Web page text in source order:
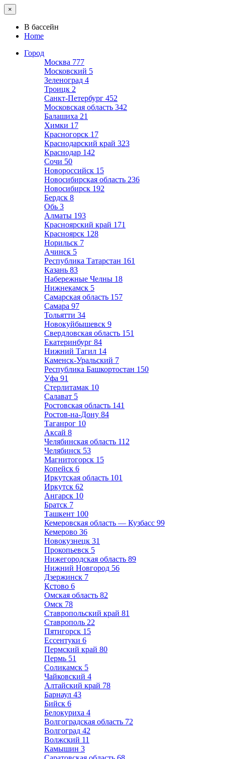
×
В бассейн
Home
Город
Москва 777
Московский 5
Зеленоград 4
Троицк 2
Санкт-Петербург 452
Московская область 342
Балашиха 21
Химки 17
Красногорск 17
Краснодарский край 323
Краснодар 142
Сочи 50
Новороссийск 15
Новосибирская область 236
Новосибирск 192
Бердск 8
Обь 3
Алматы 193
Красноярский край 171
Красноярск 128
Норильск 7
Ачинск 5
Республика Татарстан 161
Казань 83
Набережные Челны 18
Нижнекамск 5
Самарская область 157
Самара 97
Тольятти 34
Новокуйбышевск 9
Свердловская область 151
Екатеринбург 84
Нижний Тагил 14
Каменск-Уральский 7
Республика Башкортостан 150
Уфа 91
Стерлитамак 10
Салават 5
Ростовская область 141
Ростов-на-Дону 84
Таганрог 10
Аксай 8
Челябинская область 112
Челябинск 53
Магнитогорск 15
Копейск 6
Иркутская область 101
Иркутск 62
Ангарск 10
Братск 7
Ташкент 100
Кемеровская область — Кузбасс 99
Кемерово 36
Новокузнецк 31
Прокопьевск 5
Нижегородская область 89
Нижний Новгород 56
Дзержинск 7
Кстово 6
Омская область 82
Омск 78
Ставропольский край 81
Ставрополь 22
Пятигорск 15
Ессентуки 6
Пермский край 80
Пермь 51
Соликамск 5
Чайковский 4
Алтайский край 78
Барнаул 43
Бийск 6
Белокуриха 4
Волгоградская область 72
Волгоград 42
Волжский 11
Камышин 3